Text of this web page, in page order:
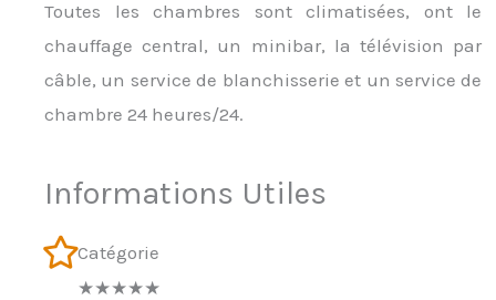
Toutes les chambres sont climatisées, ont le
chauffage central, un minibar, la télévision par
câble, un service de blanchisserie et un service de
chambre 24 heures/24.
Informations Utiles
Catégorie
★★★★★